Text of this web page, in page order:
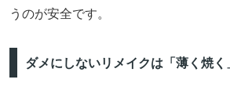
うのが安全です。
ダメにしないリメイクは「薄く焼く